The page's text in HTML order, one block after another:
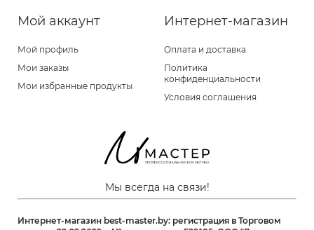
Мой аккаунт
Мой профиль
Мои заказы
Мои избранные продукты
Интернет-магазин
Оплата и доставка
Политика
конфиденциальности
Условия соглашения
Мы всегда на связи!
Интернет-магазин best-master.by: регистрация в Торговом